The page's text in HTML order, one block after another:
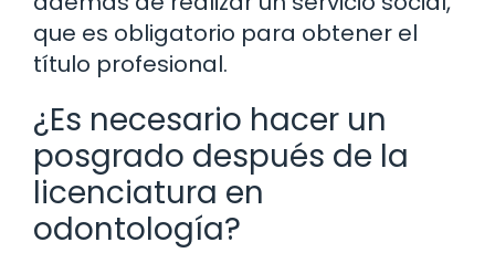
que es obligatorio para obtener el
título profesional.
¿Es necesario hacer un
posgrado después de la
licenciatura en
odontología?